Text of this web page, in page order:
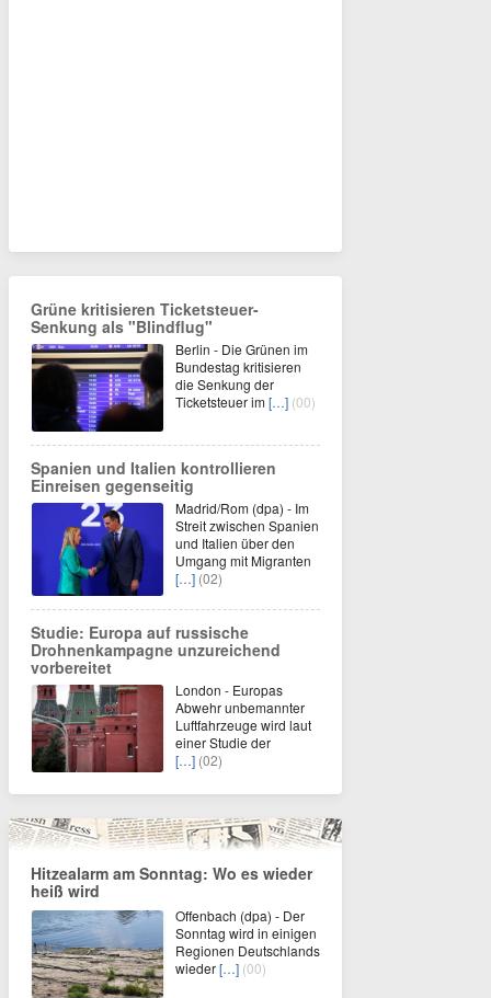
Grüne kritisieren Ticketsteuer-
Senkung als "Blindflug"
Berlin - Die Grünen im
Bundestag kritisieren
die Senkung der
Ticketsteuer im[…] (00)
Spanien und Italien kontrollieren
Einreisen gegenseitig
Madrid/Rom (dpa) - Im
Streit zwischen Spanien
und Italien über den
Umgang mit Migranten
[…] (02)
Studie: Europa auf russische
Drohnenkampagne unzureichend
vorbereitet
London - Europas
Abwehr unbemannter
Luftfahrzeuge wird laut
einer Studie der
[…] (02)
Hitzealarm am Sonntag: Wo es wieder
heiß wird
Offenbach (dpa) - Der
Sonntag wird in einigen
Regionen Deutschlands
wieder[…] (00)